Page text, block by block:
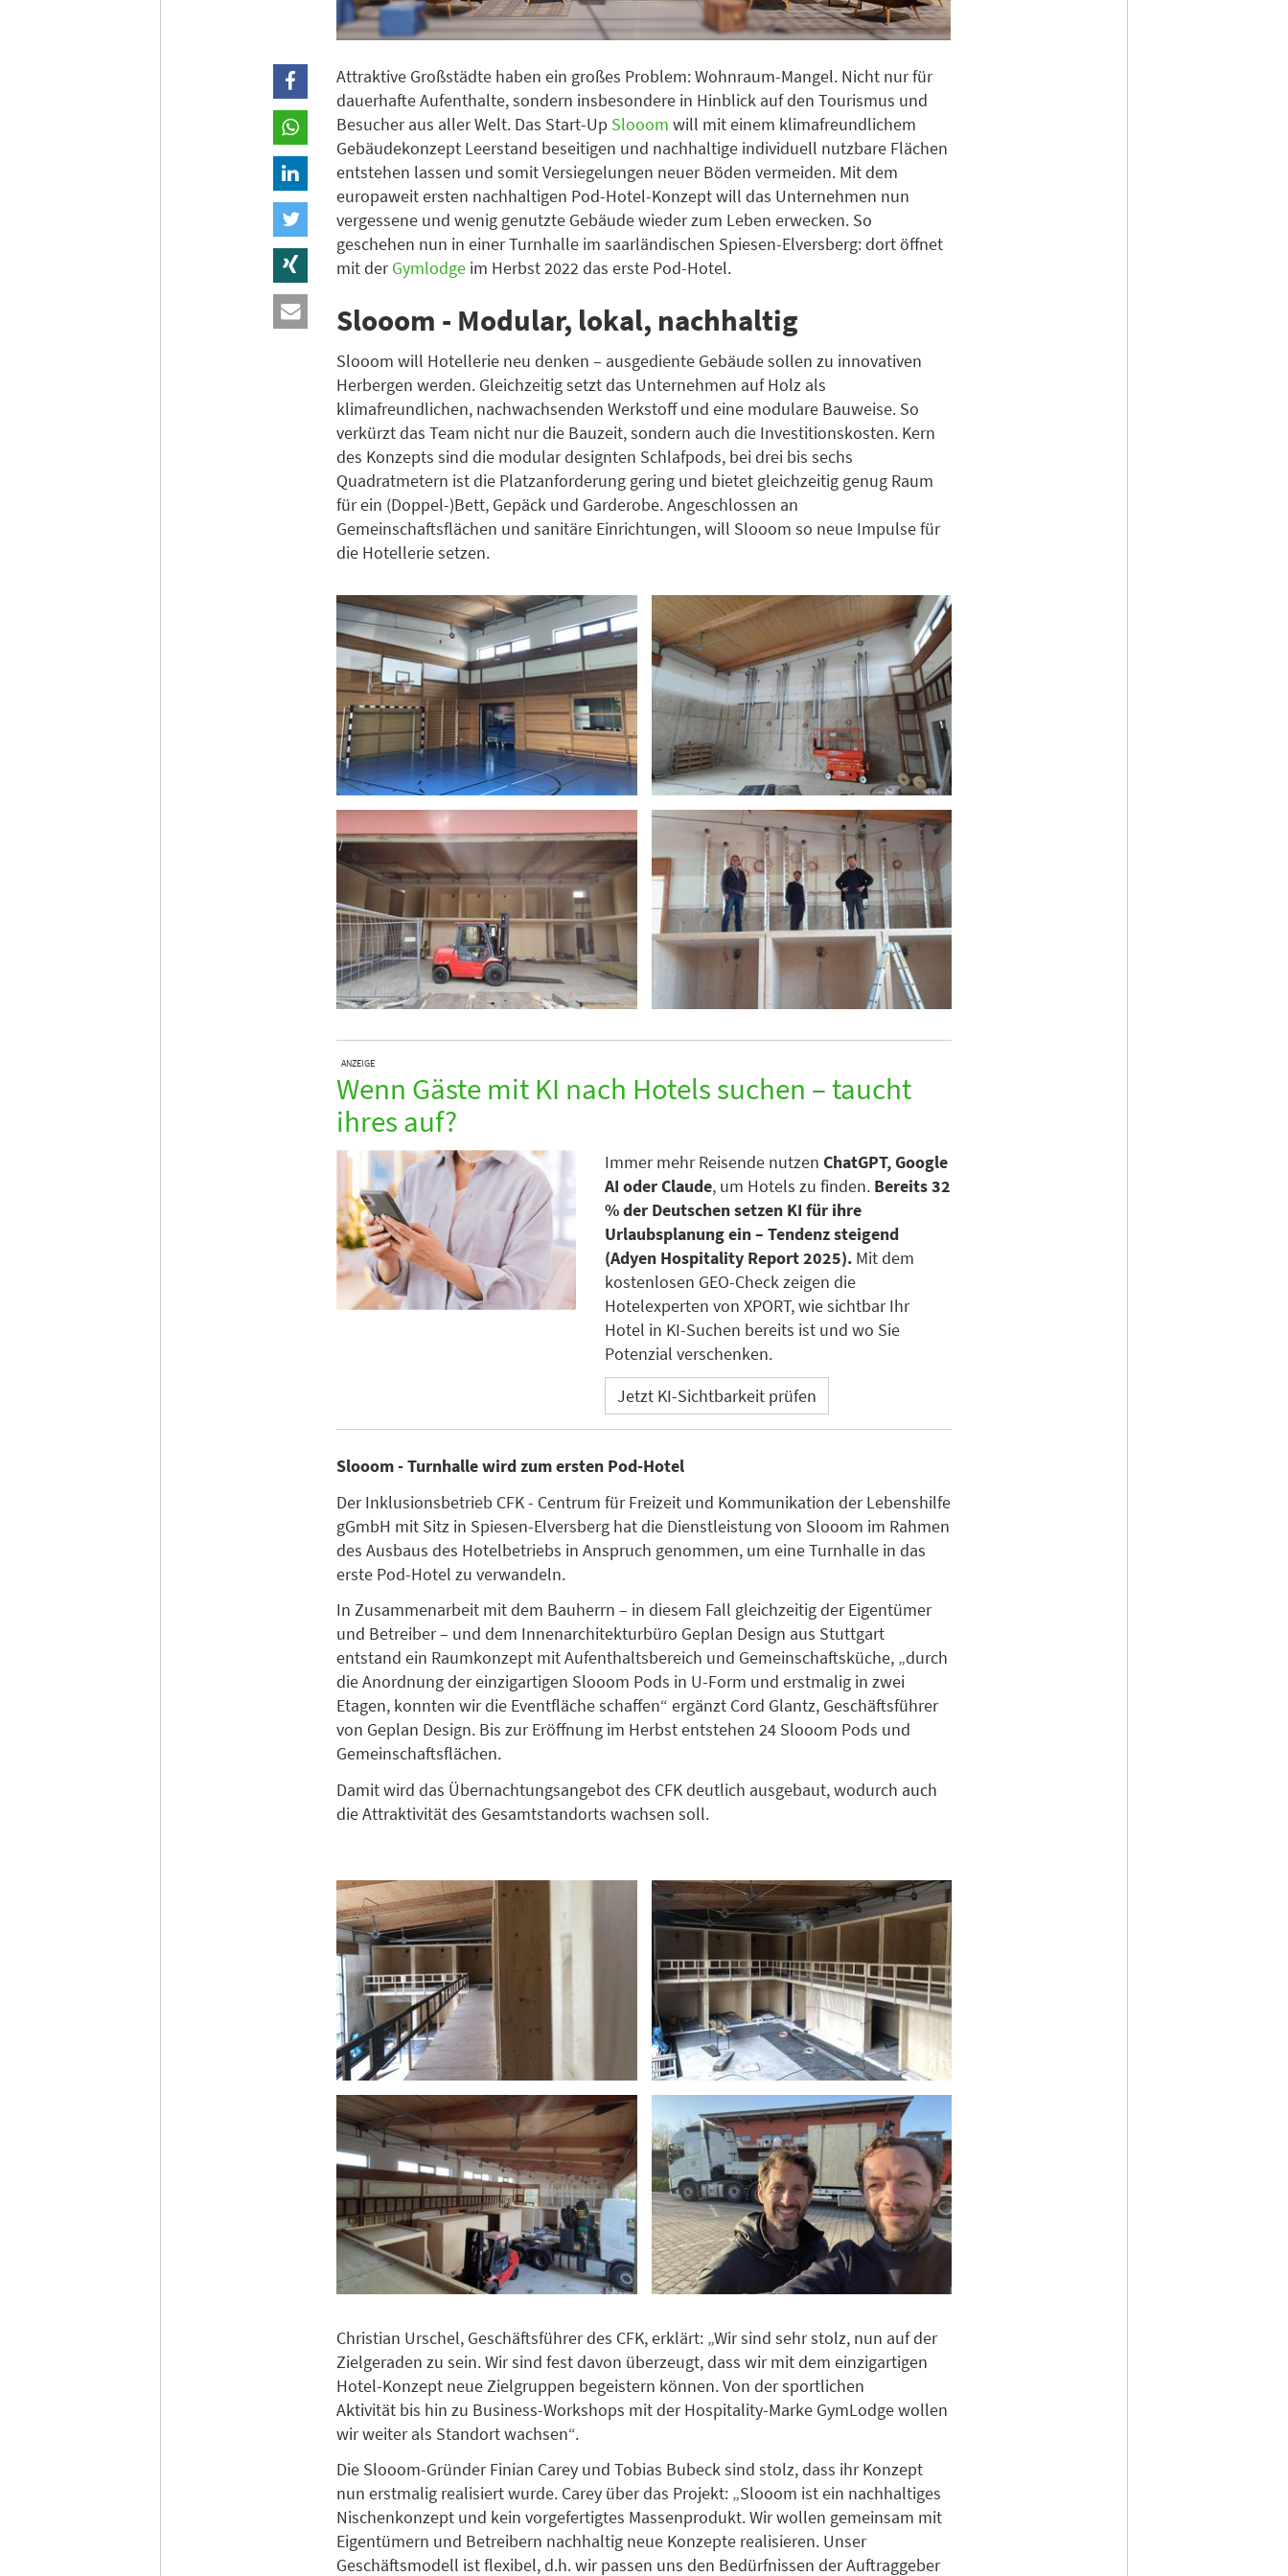
Attraktive Großstädte haben ein großes Problem: Wohnraum-Mangel. Nicht nur für
dauerhafte Aufenthalte, sondern insbesondere in Hinblick auf den Tourismus und
Besucher aus aller Welt. Das Start-Up Slooom will mit einem klimafreundlichem
Gebäudekonzept Leerstand beseitigen und nachhaltige individuell nutzbare Flächen
entstehen lassen und somit Versiegelungen neuer Böden vermeiden. Mit dem
europaweit ersten nachhaltigen Pod-Hotel-Konzept will das Unternehmen nun
vergessene und wenig genutzte Gebäude wieder zum Leben erwecken. So
geschehen nun in einer Turnhalle im saarländischen Spiesen-Elversberg: dort öffnet
mit derGymlodge im Herbst 2022 das erste Pod-Hotel.
Slooom - Modular, lokal, nachhaltig
Slooom will Hotellerie neu denken – ausgediente Gebäude sollen zu innovativen
Herbergen werden. Gleichzeitig setzt das Unternehmen auf Holz als
klimafreundlichen, nachwachsenden Werkstoff und eine modulare Bauweise. So
verkürzt das Team nicht nur die Bauzeit, sondern auch die Investitionskosten. Kern
des Konzepts sind die modular designten Schlafpods, bei drei bis sechs
Quadratmetern ist die Platzanforderung gering und bietet gleichzeitig genug Raum
für ein (Doppel-)Bett, Gepäck und Garderobe. Angeschlossen an
Gemeinschaftsflächen und sanitäre Einrichtungen, will Slooom so neue Impulse für
die Hotellerie setzen.
ANZEIGE
Wenn Gäste mit KI nach Hotels suchen – taucht
ihres auf?
Immer mehr Reisende nutzen ChatGPT, Google
AI oder Claude, um Hotels zu finden. Bereits 32
% der Deutschen setzen KI für ihre
Urlaubsplanung ein – Tendenz steigend
(Adyen Hospitality Report 2025). Mit dem
kostenlosen GEO-Check zeigen die
Hotelexperten von XPORT, wie sichtbar Ihr
Hotel in KI-Suchen bereits ist und wo Sie
Potenzial verschenken.
Jetzt KI-Sichtbarkeit prüfen
Slooom - Turnhalle wird zum ersten Pod-Hotel
Der Inklusionsbetrieb CFK - Centrum für Freizeit und Kommunikation der Lebenshilfe
gGmbH mit Sitz in Spiesen-Elversberg hat die Dienstleistung von Slooom im Rahmen
des Ausbaus des Hotelbetriebs in Anspruch genommen, um eine Turnhalle in das
erste Pod-Hotel zu verwandeln.
In Zusammenarbeit mit dem Bauherrn – in diesem Fall gleichzeitig der Eigentümer
und Betreiber – und dem Innenarchitekturbüro Geplan Design aus Stuttgart
entstand ein Raumkonzept mit Aufenthaltsbereich und Gemeinschaftsküche, „durch
die Anordnung der einzigartigen Slooom Pods in U-Form und erstmalig in zwei
Etagen, konnten wir die Eventfläche schaffen“ ergänzt Cord Glantz, Geschäftsführer
von Geplan Design. Bis zur Eröffnung im Herbst entstehen 24 Slooom Pods und
Gemeinschaftsflächen.
Damit wird das Übernachtungsangebot des CFK deutlich ausgebaut, wodurch auch
die Attraktivität des Gesamtstandorts wachsen soll.
Christian Urschel, Geschäftsführer des CFK, erklärt: „Wir sind sehr stolz, nun auf der
Zielgeraden zu sein. Wir sind fest davon überzeugt, dass wir mit dem einzigartigen
Hotel-Konzept neue Zielgruppen begeistern können. Von der sportlichen
Aktivität bis hin zu Business-Workshops mit der Hospitality-Marke GymLodge wollen
wir weiter als Standort wachsen“.
Die Slooom-Gründer Finian Carey und Tobias Bubeck sind stolz, dass ihr Konzept
nun erstmalig realisiert wurde. Carey über das Projekt: „Slooom ist ein nachhaltiges
Nischenkonzept und kein vorgefertigtes Massenprodukt. Wir wollen gemeinsam mit
Eigentümern und Betreibern nachhaltig neue Konzepte realisieren. Unser
Geschäftsmodell ist flexibel, d.h. wir passen uns den Bedürfnissen der Auftraggeber